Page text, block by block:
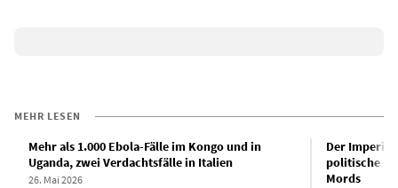
MEHR LESEN
Mehr als 1.000 Ebola-Fälle im Kongo und in
Uganda, zwei Verdachtsfälle in Italien
26. Mai 2026
Der
politische
Mords